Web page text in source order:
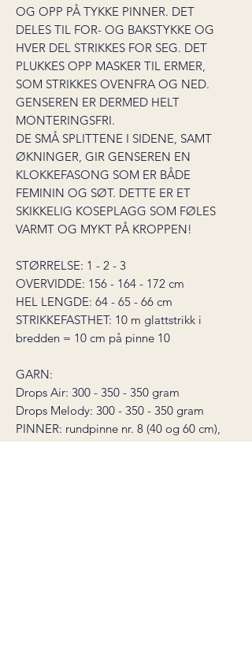
OG OPP PÅ TYKKE PINNER. DET
DELES TIL FOR- OG BAKSTYKKE OG
HVER DEL STRIKKES FOR SEG. DET
PLUKKES OPP MASKER TIL ERMER,
SOM STRIKKES OVENFRA OG NED.
GENSEREN ER DERMED HELT
MONTERINGSFRI.
DE SMÅ SPLITTENE I SIDENE, SAMT
ØKNINGER, GIR GENSEREN EN
KLOKKEFASONG SOM ER BÅDE
FEMININ OG SØT. DETTE ER ET
SKIKKELIG KOSEPLAGG SOM FØLES
VARMT OG MYKT PÅ KROPPEN!
STØRRELSE: 1 - 2 - 3
OVERVIDDE: 156 - 164 - 172 cm
HEL LENGDE: 64 - 65 - 66 cm
STRIKKEFASTHET: 10 m glattstrikk i
bredden = 10 cm på pinne 10
GARN:
Drops Air: 300 - 350 - 350 gram
Drops Melody: 300 - 350 - 350 gram
PINNER: rundpinne nr. 8 (40 og 60 cm),
rundpinne nr. 10 (60 cm)